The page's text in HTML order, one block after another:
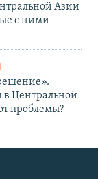
Азии
с ними
Центральной
проблемы?